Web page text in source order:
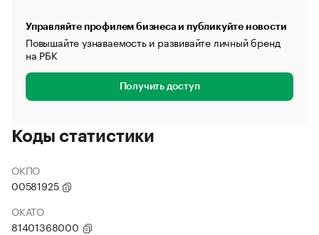
Управляйте профилем бизнеса и публикуйте новости
Повышайте узнаваемость и развивайте личный бренд
на РБК
Получить доступ
Коды статистики
ОКПО
00581925
ОКАТО
81401368000